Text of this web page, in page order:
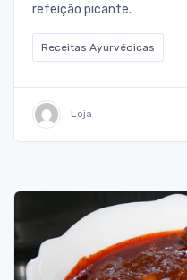
refeição picante.
Receitas Ayurvédicas
Loja